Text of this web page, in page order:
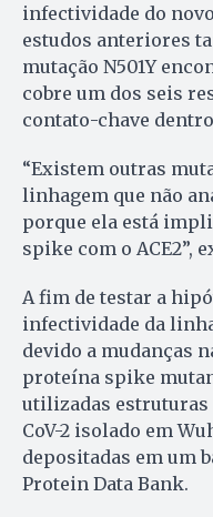
infectividade do
estudos anteriores
mutação N501Y
cobre um dos seis
contato-chave
“Existem outras
linhagem que não
porque ela está
spike com o ACE2”,
A fim de testar a
infectividade da
devido a mudanças
proteína spike
utilizadas estruturas
CoV-2 isolado em
depositadas em um
Protein Data Bank.